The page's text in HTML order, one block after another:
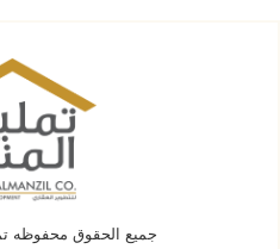
جميع الحقوق محفوظه